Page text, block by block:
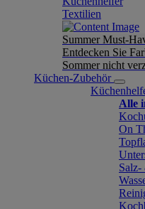
Textilien
Summer Must-
Entdecken Sie
Sommer nicht
Küchen-Zubehör
Alle
On